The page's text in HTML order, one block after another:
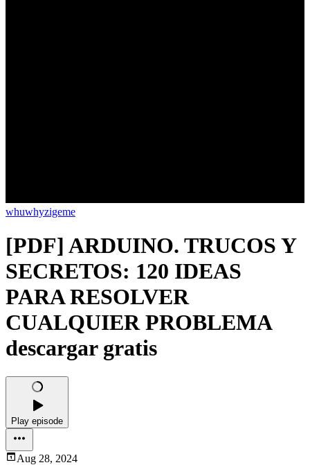
whuwhyzigeme
[PDF] ARDUINO. TRUCOS Y
SECRETOS: 120 IDEAS
PARA RESOLVER
CUALQUIER PROBLEMA
descargar gratis
Play episode
Aug 28, 2024